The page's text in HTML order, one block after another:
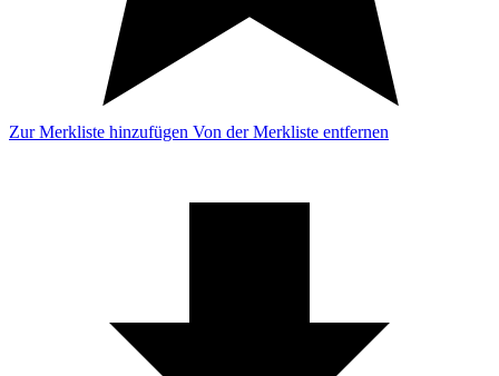
Zur Merkliste hinzufügen Von der Merkliste entfernen